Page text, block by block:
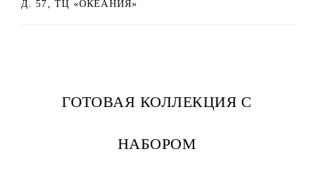
Д. 57, ТЦ «ОКЕАНИЯ»
ГОТОВАЯ КОЛЛЕКЦИЯ С
НАБОРОМ